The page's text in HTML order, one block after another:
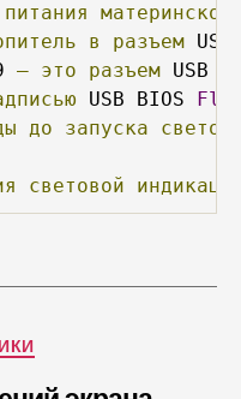
питания
материнской
в разъем
– это разъем USB
USB BIOS
до запуска
световой